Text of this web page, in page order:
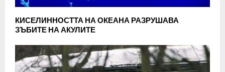
КИСЕЛИННОСТТА НА ОКЕАНА РАЗРУШАВА
ЗЪБИТЕ НА АКУЛИТЕ